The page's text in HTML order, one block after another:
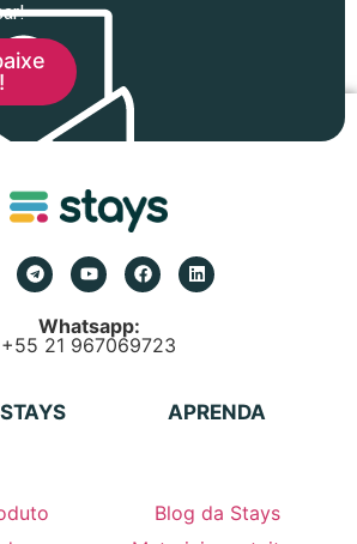
Whatsapp:
+55 21 967069723
APRENDA
Blog da Stays